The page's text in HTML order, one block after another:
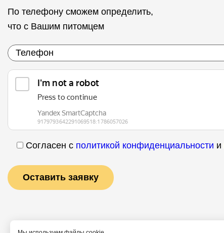
По телефону сможем определить,
что с Вашим питомцем
Согласен с политикой конфиденциальности и